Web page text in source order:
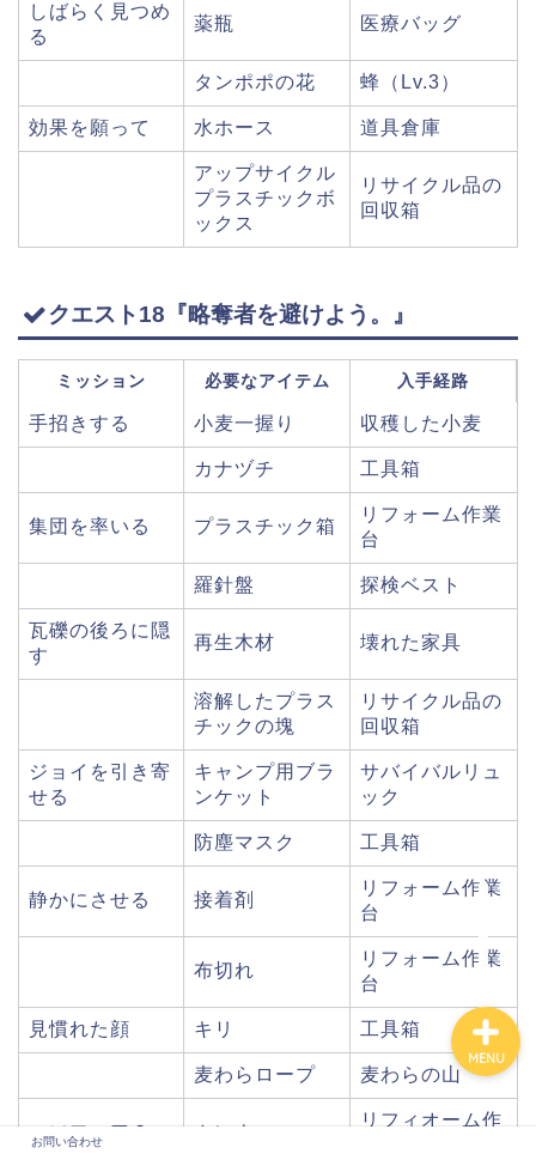
しばらく見つめ
る
薬瓶 医療バッグ
タンポポの花 蜂（Lv.3）
効果を願って 水ホース 道具倉庫
アップサイクル
プラスチックボ
ックス
リサイクル品の
回収箱
クエスト18『略奪者を避けよう。』
ミッション 必要なアイテム 入手経路
手招きする 小麦一握り 収穫した小麦
カナヅチ 工具箱
集団を率いる プラスチック箱
リフォーム作業
台
羅針盤 探検ベスト
瓦礫の後ろに隠
す
再生木材 壊れた家具
溶解したプラス
チックの塊
リサイクル品の
回収箱
ジョイを引き寄
せる
キャンプ用ブラ
ンケット
サバイバルリュ
ック
防塵マスク 工具箱
静かにさせる 接着剤
リフォーム作業
台
布切れ
リフォーム作業
台
見慣れた顔 キリ 工具箱
麦わらロープ 麦わらの山
…ソフィア？ カンナ
リフィオーム作
お問い合わせ
MENU
お問い合わせ